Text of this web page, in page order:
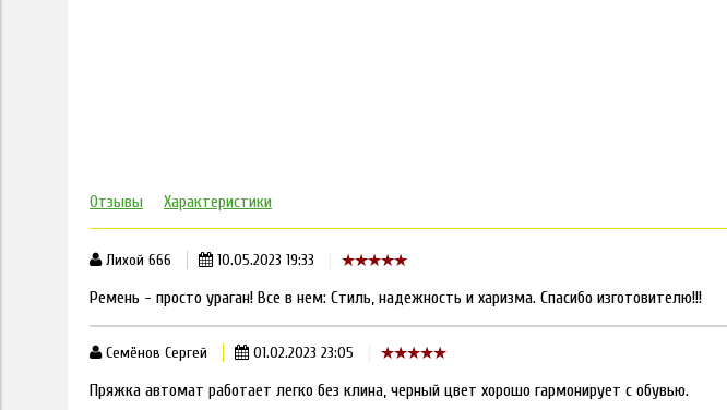
Отзывы Характеристики
Лихой 666 10.05.2023 19:33
Ремень - просто ураган! Все в нем: Стиль, надежность и харизма. Спасибо изготовителю!!!
Семёнов Сергей 01.02.2023 23:05
Пряжка автомат работает легко без клина, черный цвет хорошо гармонирует с обувью.